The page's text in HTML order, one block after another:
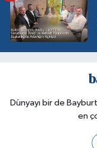
Dünyayı bir de
en